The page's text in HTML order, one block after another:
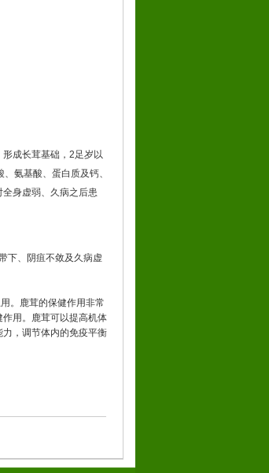
成长茸基础，2足岁以
氨基酸、蛋白质及钙、
身虚弱、久病之后患
下、阴疽不敛及久病虚
。鹿茸的保健作用非常
用。鹿茸可以提高机体
，调节体内的免疫平衡